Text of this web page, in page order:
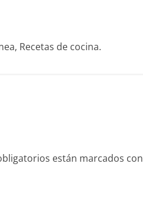
Recetas de cocina.
están marcados con